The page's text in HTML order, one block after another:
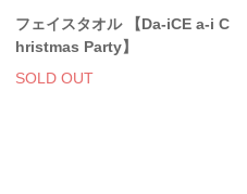
フェイスタオル 【Da-iCE a-i C
hristmas Party】
SOLD OUT